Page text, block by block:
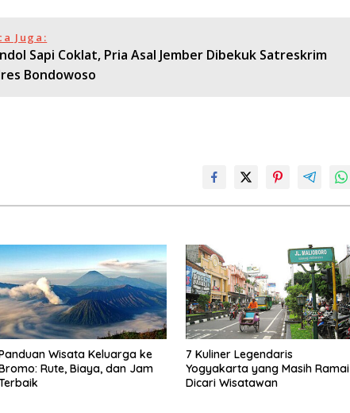
Juga:
Sapi Coklat, Pria Asal Jember Dibekuk Satreskrim
Bondowoso
Wisata Keluarga ke
Rute, Biaya, dan Jam
7 Kuliner Legendaris
Yogyakarta yang Masih Ramai
Dicari Wisatawan